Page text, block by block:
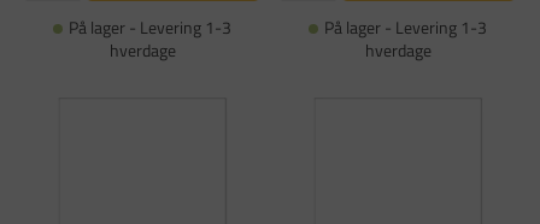
På lager - Levering 1-3
hverdage
På lager - Levering 1-3
hverdage